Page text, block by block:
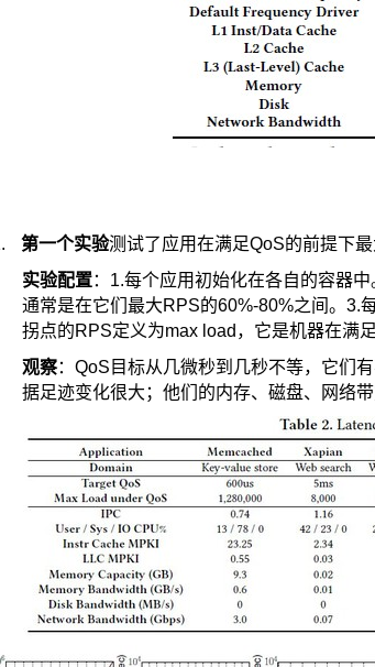
第一个实验测试了应用在满足QoS的前提下
实验配置： 1.每个应用初始化在各自的容器中
通常是在它们最大RPS的60%-80%之间。 3.
拐点的RPS定义为max load ，它是机器在满足
观察： QoS 目标从几微秒到几秒不等，它们
据足迹变化很大；他们的内存、磁盘、网络带